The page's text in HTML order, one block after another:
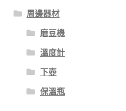
周邊器材
磨豆機
溫度計
下壺
保溫瓶